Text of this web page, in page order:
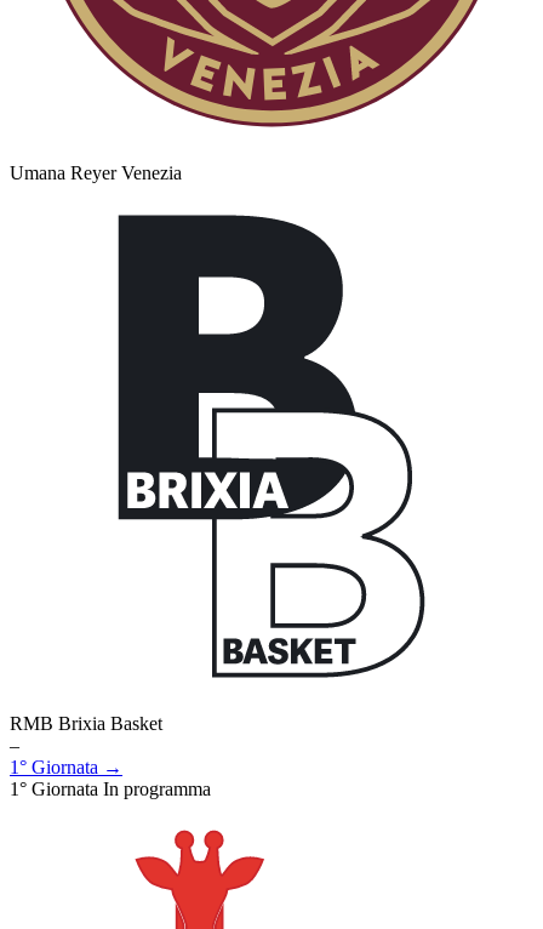
Umana Reyer Venezia
RMB Brixia Basket
–
1° Giornata →
1° Giornata In programma